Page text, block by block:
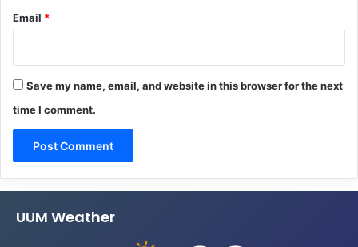
Email *
Save my name, email, and website in this browser for the next
time I comment.
UUM Weather